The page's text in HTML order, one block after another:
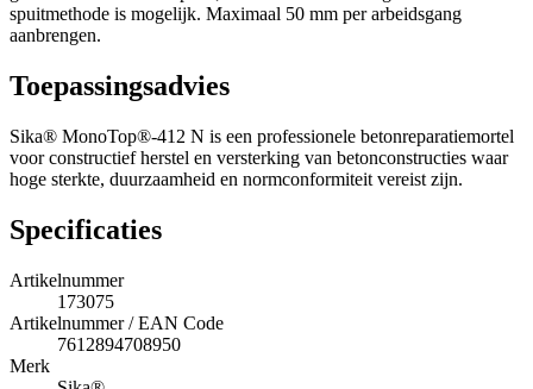
spuitmethode is mogelijk. Maximaal 50 mm per arbeidsgang
aanbrengen.
Toepassingsadvies
Sika® MonoTop®-412 N is een professionele betonreparatiemortel
voor constructief herstel en versterking van betonconstructies waar
hoge sterkte, duurzaamheid en normconformiteit vereist zijn.
Specificaties
Artikelnummer
173075
Artikelnummer / EAN Code
7612894708950
Merk